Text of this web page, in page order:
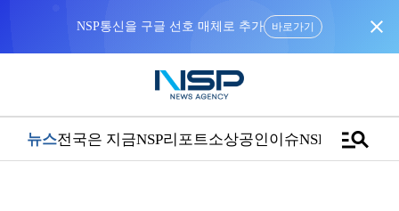
NSP통신을 구글 선호 매체로 추가 바로가기 close
뉴스전국은 지금NSP리포트소상공인이슈NSPTVmanage_search